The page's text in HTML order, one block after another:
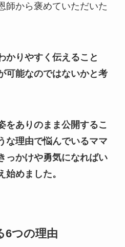
師から褒めていただいた
かりやすく伝えること
可能なのではないかと考
をありのまま公開するこ
な理由で悩んでいるママ
っかけや勇気になればい
始めました。
6つの理由